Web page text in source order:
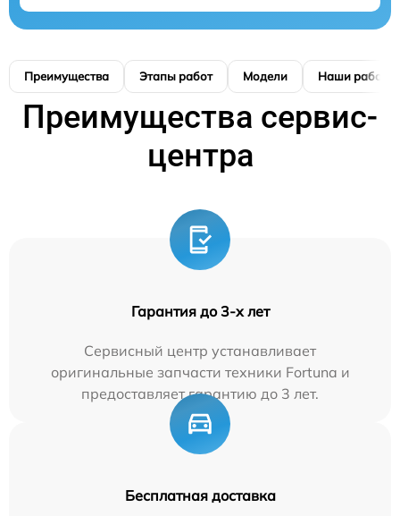
Преимущества Этапы работ Модели Наши работы
Преимущества сервис-
центра
Гарантия до 3-х лет
Сервисный центр устанавливает
оригинальные запчасти техники Fortuna и
предоставляет гарантию до 3 лет.
Бесплатная доставка